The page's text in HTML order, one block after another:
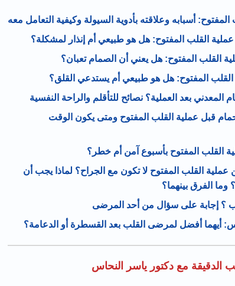
أسبابه وعلاقته بأدوية السيولة وكيفية التعامل معه
القلب المفتوح: هل هو طبيعي أم إنذار لمشكلة؟
القلب المفتوح: هل يعني أن الصمام تعبان؟
المفتوح: هل هو طبيعي أم يستدعي القلق؟
بعد العملية؟ نصائح للتأقلم والراحة النفسية
قبل عملية القلب المفتوح ومتى يكون الوقت
القلب المفتوح بأسبوع آمن أم خطر؟
بعد 3 أشهر من عملية القلب المفتوح لا تكون مع الجراح؟ لماذا يجب أن
الفرق بينهما؟
؟ إجابة على سؤال من أحد المرضى
أيهما أفضل لمرضى القلب بعد القسطرة أو الدعامة؟
مع دكتور ياسر النحاس